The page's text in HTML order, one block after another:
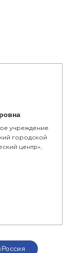
учреждение
городской
центр»,